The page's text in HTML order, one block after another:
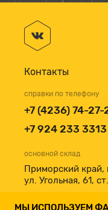
Контакты
справки по телефону
+7 (4236) 74-27-
+7 924 233 3313
основной склад
Приморский край,
ул. Угольная, 61,
принимаем к оплате
МЫ ИСПОЛЬЗУЕМ